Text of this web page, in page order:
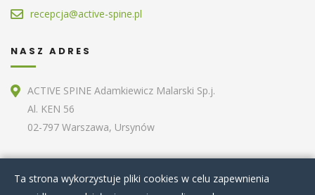
recepcja@active-spine.pl
NASZ ADRES
ACTIVE SPINE Adamkiewicz Malarski Sp.j.
Al. KEN 56
02-797 Warszawa, Ursynów
Ta strona wykorzystuje pliki cookies w celu zapewnienia